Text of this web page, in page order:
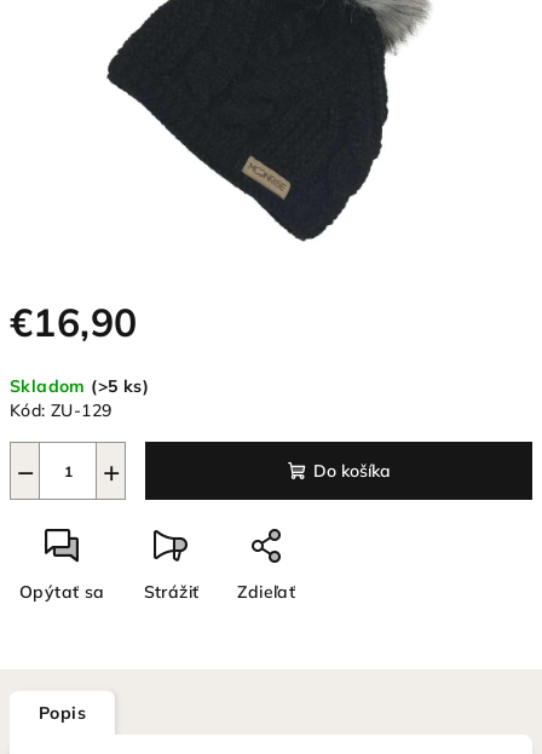
€16,90
cena:
Skladom (>5 ks)
Kód: ZU-129
+
− Do košíka
Opýtať sa Strážiť Zdieľať
hviezdičiek.
Popis